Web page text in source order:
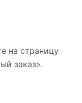
на страницу
заказ».